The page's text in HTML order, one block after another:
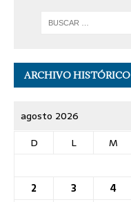
ARCHIVO HISTÓRICO
agosto 2026
D
L M
2
3 4